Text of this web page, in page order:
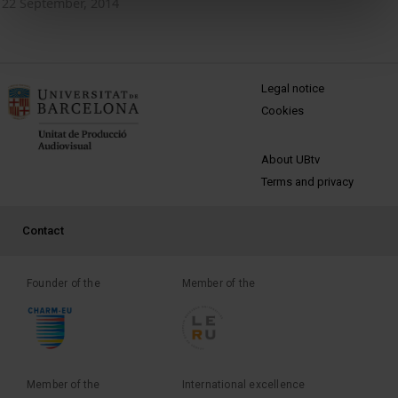
MENÚ PEU 1
Legal notice
Cookies
PEU 2
About UBtv
Terms and privacy
PEU 3
Contact
Founder of the Member of the
Member of the International excellence